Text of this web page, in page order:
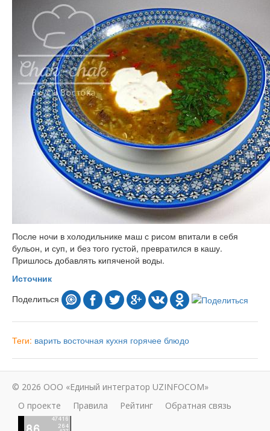
После ночи в холодильнике маш с рисом впитали в себя
бульон, и суп, и без того густой, превратился в кашу.
Пришлось добавлять кипяченой воды.
Источник
Поделиться
Теги: варить восточная кухня горячее блюдо
© 2026 ООО «Единый интегратор UZINFOCOM»
О проекте
Правила Рейтинг Обратная связь